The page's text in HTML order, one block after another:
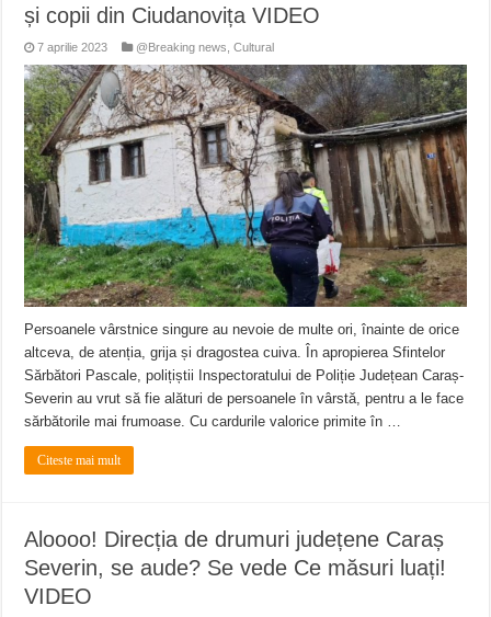
și copii din Ciudanovița VIDEO
7 aprilie 2023 @Breaking news ,Cultural
Persoanele vârstnice singure au nevoie de multe ori, înainte de orice
altceva, de atenția, grija și dragostea cuiva. În apropierea Sfintelor
Sărbători Pascale, polițiștii Inspectoratului de Poliție Județean Caraș-
Severin au vrut să fie alături de persoanele în vârstă, pentru a le face
sărbătorile mai frumoase. Cu cardurile valorice primite în …
Citeste mai mult
Aloooo! Direcția de drumuri județene Caraș
Severin, se aude? Se vede Ce măsuri luați!
VIDEO